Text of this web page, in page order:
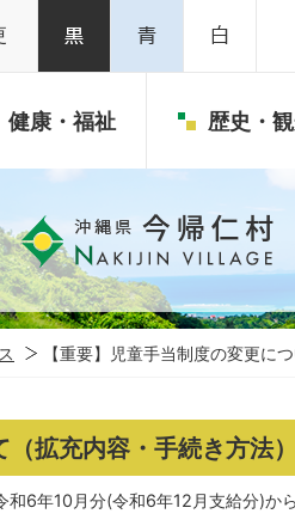
健康・福祉 歴史・
【重要】児童手当制度の変更に
拡充内容・手続き方法）
6年10月分(令和6年12月支給分)か